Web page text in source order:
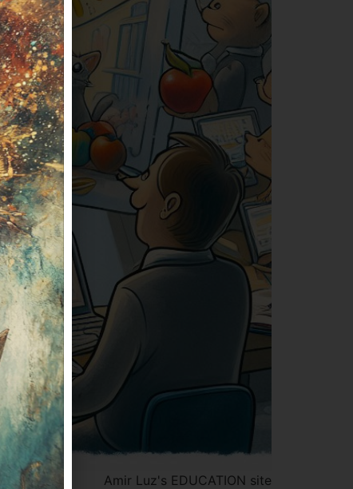
Amir Luz's EDUCATION site